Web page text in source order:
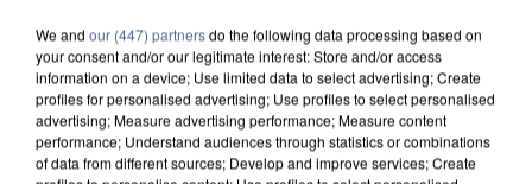
We and our (447) partnersdo the following data processing based on
your consent and/or our legitimate interest: Store and/or access
information on a device; Use limited data to select advertising; Create
profiles for personalised advertising; Use profiles to select personalised
advertising; Measure advertising performance; Measure content
performance; Understand audiences through statistics or combinations
of data from different sources; Develop and improve services; Create